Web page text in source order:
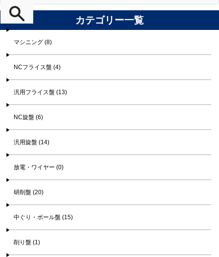
カテゴリー一覧
マシニング (8)
NCフライス盤 (4)
汎用フライス盤 (13)
NC旋盤 (6)
汎用旋盤 (14)
放電・ワイヤー (0)
研削盤 (20)
中ぐり・ボール盤 (15)
削り盤 (1)